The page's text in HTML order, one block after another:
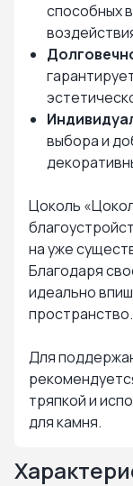
способных
выбора и
Цоколь
на уже
Благодаря
идеально
пространство.
Для
тряпкой и
для камня.